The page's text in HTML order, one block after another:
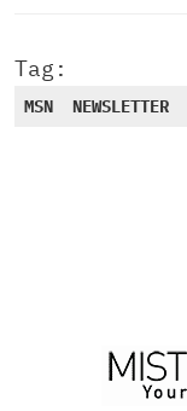
Tag:
MSN NEWSLETTER